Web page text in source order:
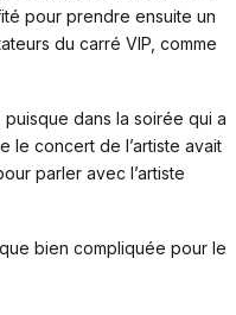
pour prendre ensuite un
du carré VIP, comme
puisque dans la soirée qui a
le concert de l’artiste avait
parler avec l’artiste
bien compliquée pour le